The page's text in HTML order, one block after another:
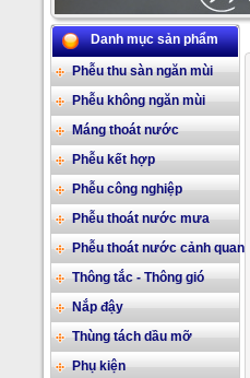
Danh mục sản phẩm
Phễu thu sàn ngăn mùi
Phễu không ngăn mùi
Máng thoát nước
Phễu kết hợp
Phễu công nghiệp
Phễu thoát nước mưa
Phễu thoát nước cảnh quan
Thông tắc - Thông gió
Nắp đậy
Thùng tách dầu mỡ
Phụ kiện